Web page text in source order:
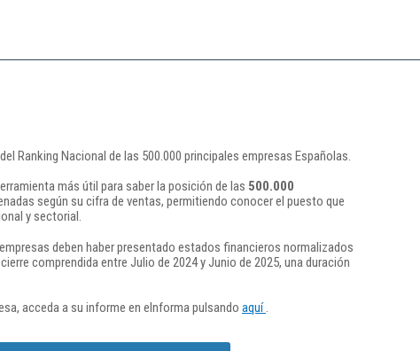
Ranking Nacional de las 500.000 principales empresas Españolas.
más útil para saber la posición de las 500.000
según su cifra de ventas, permitiendo conocer el puesto que
y sectorial.
deben haber presentado estados financieros normalizados
comprendida entre Julio de 2024 y Junio de 2025, una duración
acceda a su informe en eInforma pulsando aquí.